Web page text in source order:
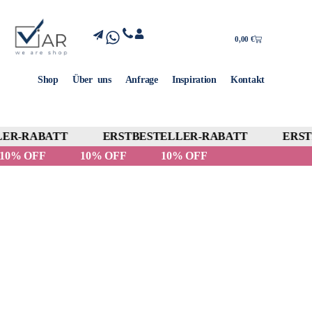
0,00 €
Shop Über uns Anfrage Inspiration Kontakt
RABATT ERSTBESTELLER-RABATT
10% OFF
10% OFF 10% OFF